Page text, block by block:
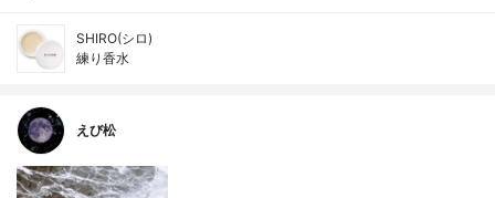
SHIRO(シロ)
練り香水
えび松